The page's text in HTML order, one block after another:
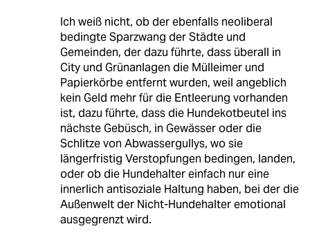
Ich weiß nicht, ob der ebenfalls neoliberal
bedingte Sparzwang der Städte und
Gemeinden, der dazu führte, dass überall in
City und Grünanlagen die Mülleimer und
Papierkörbe entfernt wurden, weil angeblich
kein Geld mehr für die Entleerung vorhanden
ist, dazu führte, dass die Hundekotbeutel ins
nächste Gebüsch, in Gewässer oder die
Schlitze von Abwassergullys, wo sie
längerfristig Verstopfungen bedingen, landen,
oder ob die Hundehalter einfach nur eine
innerlich antisoziale Haltung haben, bei der die
Außenwelt der Nicht-Hundehalter emotional
ausgegrenzt wird.